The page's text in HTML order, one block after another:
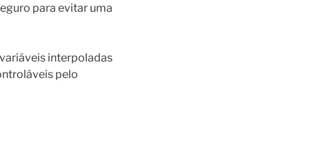
para evitar uma
interpoladas
pelo